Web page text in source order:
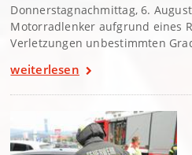
Donnerstagnachmittag, 6.
Motorradlenker aufgrund eines
Verletzungen unbestimmten
weiterlesen